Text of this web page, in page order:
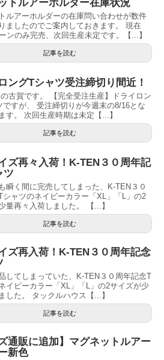
トルアーホルダー在庫状況
ルアーホルダーの在庫問い合わせが数件
ましたのでご案内しておきます。 現在
ンのみ完売、次回生産未定です。【...】
記事を読む
ングTシャツ受注締切り間近！
古賀です。 【完全受注生産】ドライロン
ですが、 受注締切りが今週末の8/16とな
す。 次回生産時期は未定【...】
記事を読む
ズ再々入荷！K-TEN３０周年記
ツ
瞬く間に完売してしまった、K-TEN３０
シャツのネイビーカラー「XL」「L」の2
量再々入荷しました。 【...】
記事を読む
ズ再入荷！K-TEN３０周年記念
してしまっていた、K-TEN３０周年記念T
イビーカラー「XL」「L」の2サイズが少
した。 タックルハウス【...】
記事を読む
通販に追加】マグネットルアー
新色